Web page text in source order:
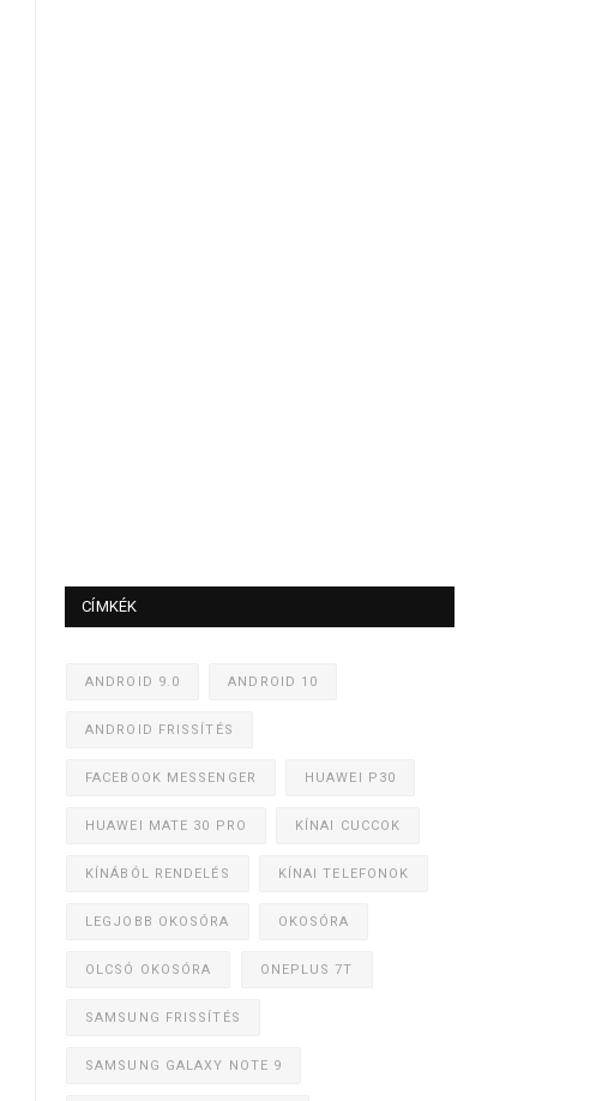
CÍMKÉK
ANDROID 9.0 ANDROID 10
ANDROID FRISSÍTÉS
FACEBOOK MESSENGER HUAWEI P30
HUAWEI MATE 30 PRO KÍNAI CUCCOK
KÍNÁBÓL RENDELÉS KÍNAI TELEFONOK
LEGJOBB OKOSÓRA OKOSÓRA
OLCSÓ OKOSÓRA ONEPLUS 7T
SAMSUNG FRISSÍTÉS
SAMSUNG GALAXY NOTE 9